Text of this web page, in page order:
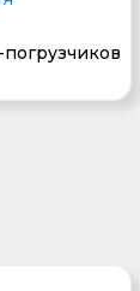
погрузчиков